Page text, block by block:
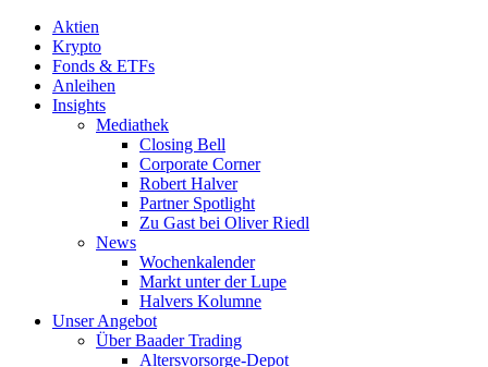
Aktien
Krypto
Fonds & ETFs
Anleihen
Insights
Mediathek
Closing Bell
Corporate Corner
Robert Halver
Partner Spotlight
Zu Gast bei Oliver Riedl
News
Wochenkalender
Markt unter der Lupe
Halvers Kolumne
Unser Angebot
Über Baader Trading
Altersvorsorge-Depot